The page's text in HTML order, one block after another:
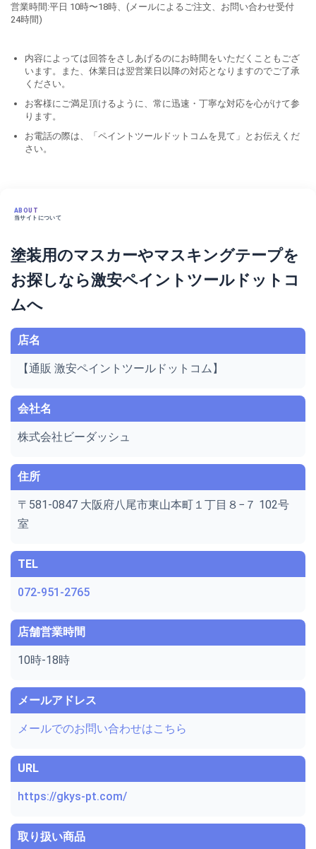
営業時間:平日 10時〜18時、(メールによるご注文、お問い合わせ受付
24時間)
内容によっては回答をさしあげるのにお時間をいただくこともござ
います。また、休業日は翌営業日以降の対応となりますのでご了承
ください。
お客様にご満足頂けるように、常に迅速・丁寧な対応を心がけて参
ります。
お電話の際は、「ペイントツールドットコムを見て」とお伝えくだ
さい。
ABOUT
当サイトについて
塗装用のマスカーやマスキングテープを
お探しなら激安ペイントツールドットコ
ムへ
店名
【通販 激安ペイントツールドットコム】
会社名
株式会社ビーダッシュ
住所
〒581-0847 大阪府八尾市東山本町１丁目８−７ 102号
室
TEL
072-951-2765
店舗営業時間
10時-18時
メールアドレス
メールでのお問い合わせはこちら
URL
https://gkys-pt.com/
取り扱い商品